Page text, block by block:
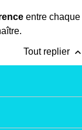
entre chaque
Tout replier keyboard_arrow_up